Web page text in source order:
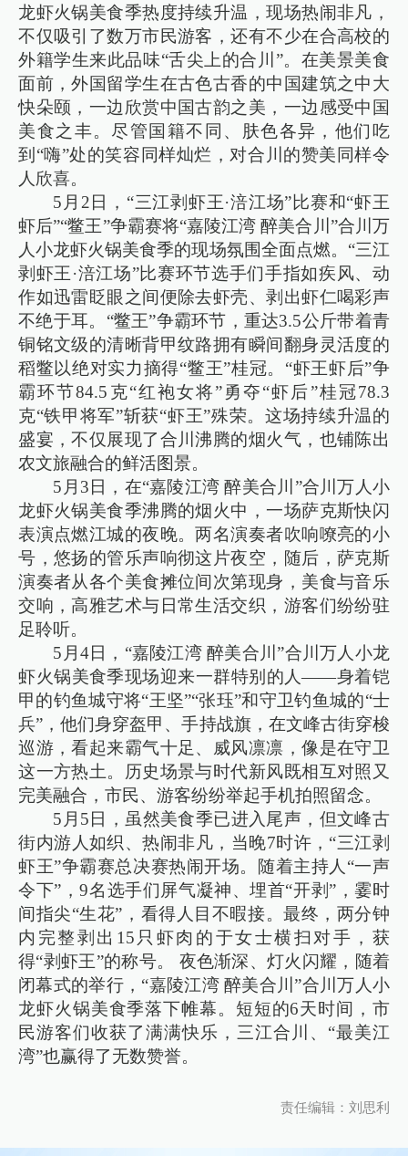
龙虾火锅美食季热度持续升温，现场热闹非凡，
不仅吸引了数万市民游客，还有不少在合高校的
外籍学生来此品味“舌尖上的合川”。在美景美食
面前，外国留学生在古色古香的中国建筑之中大
快朵颐，一边欣赏中国古韵之美，一边感受中国
美食之丰。尽管国籍不同、肤色各异，他们吃
到“嗨”处的笑容同样灿烂，对合川的赞美同样令
人欣喜。
5月2日，“三江剥虾王·涪江场”比赛和“虾王
虾后”“鳖王”争霸赛将“嘉陵江湾 醉美合川”合川万
人小龙虾火锅美食季的现场氛围全面点燃。“三江
剥虾王·涪江场”比赛环节选手们手指如疾风、动
作如迅雷眨眼之间便除去虾壳、剥出虾仁喝彩声
不绝于耳。“鳖王”争霸环节，重达3.5公斤带着青
铜铭文级的清晰背甲纹路拥有瞬间翻身灵活度的
稻鳖以绝对实力摘得“鳖王”桂冠。“虾王虾后”争
霸环节84.5克“红袍女将”勇夺“虾后”桂冠78.3
克“铁甲将军”斩获“虾王”殊荣。这场持续升温的
盛宴，不仅展现了合川沸腾的烟火气，也铺陈出
农文旅融合的鲜活图景。
5月3日，在“嘉陵江湾 醉美合川”合川万人小
龙虾火锅美食季沸腾的烟火中，一场萨克斯快闪
表演点燃江城的夜晚。两名演奏者吹响嘹亮的小
号，悠扬的管乐声响彻这片夜空，随后，萨克斯
演奏者从各个美食摊位间次第现身，美食与音乐
交响，高雅艺术与日常生活交织，游客们纷纷驻
足聆听。
5月4日，“嘉陵江湾 醉美合川”合川万人小龙
虾火锅美食季现场迎来一群特别的人——身着铠
甲的钓鱼城守将“王坚”“张珏”和守卫钓鱼城的“士
兵”，他们身穿盔甲、手持战旗，在文峰古街穿梭
巡游，看起来霸气十足、威风凛凛，像是在守卫
这一方热土。历史场景与时代新风既相互对照又
完美融合，市民、游客纷纷举起手机拍照留念。
5月5日，虽然美食季已进入尾声，但文峰古
街内游人如织、热闹非凡，当晚7时许，“三江剥
虾王”争霸赛总决赛热闹开场。随着主持人“一声
令下”，9名选手们屏气凝神、埋首“开剥”，霎时
间指尖“生花”，看得人目不暇接。最终，两分钟
内完整剥出15只虾肉的于女士横扫对手，获
得“剥虾王”的称号。 夜色渐深、灯火闪耀，随着
闭幕式的举行，“嘉陵江湾 醉美合川”合川万人小
龙虾火锅美食季落下帷幕。短短的6天时间，市
民游客们收获了满满快乐，三江合川、“最美江
湾”也赢得了无数赞誉。
责任编辑：刘思利